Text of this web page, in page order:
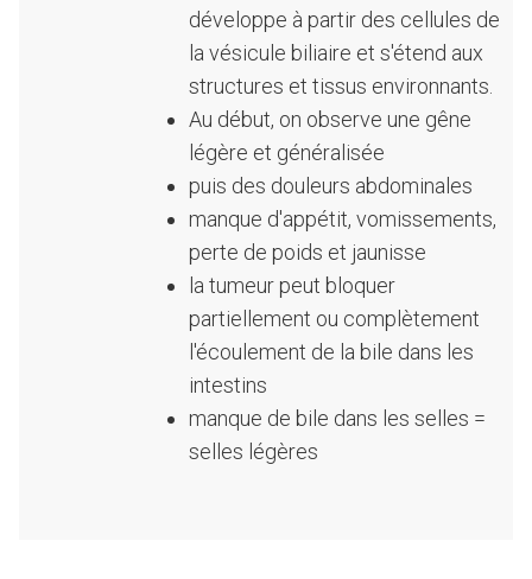
développe à partir des cellules de
la vésicule biliaire et s'étend aux
structures et tissus environnants.
Au début, on observe une gêne
légère et généralisée
puis des douleurs abdominales
manque d'appétit, vomissements,
perte de poids et jaunisse
la tumeur peut bloquer
partiellement ou complètement
l'écoulement de la bile dans les
intestins
manque de bile dans les selles =
selles légères